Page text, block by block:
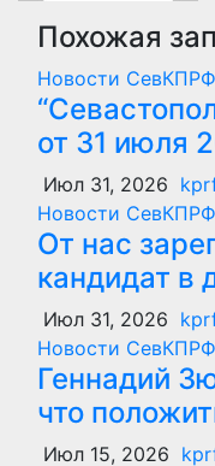
Похожая
Новости СевКПРФ
от 31 июля
Июл 31, 2026
Новости СевКПРФ
От нас
кандидат в
Июл 31, 2026
Новости СевКПРФ
Геннадий
что
Июл 15, 2026